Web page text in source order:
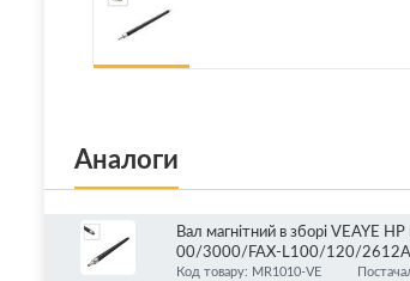
Аналоги
Вал магнітний в зборі
00/3000/FAX-L100/120/
Код товару: MR1010-VE